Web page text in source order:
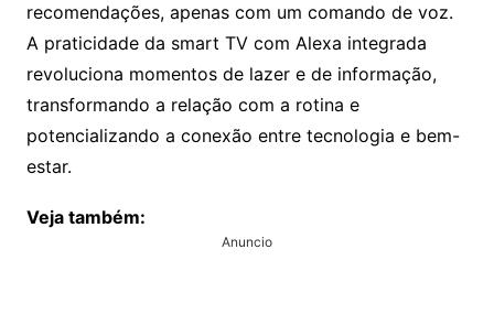
recomendações, apenas com um comando de voz.
A praticidade da smart TV com Alexa integrada
revoluciona momentos de lazer e de informação,
transformando a relação com a rotina e
potencializando a conexão entre tecnologia e bem-
estar.
Veja também:
Anuncio